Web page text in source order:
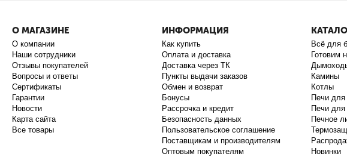
О МАГАЗИНЕ
О компании
Наши сотрудники
Отзывы покупателей
Вопросы и ответы
Сертификаты
Гарантии
Новости
Карта сайта
Все товары
ИНФОРМАЦИЯ
Как купить
Оплата и доставка
Доставка через ТК
Пункты выдачи заказов
Обмен и возврат
Бонусы
Рассрочка и кредит
Безопасность данных
Пользовательское соглашение
Поставщикам и производителям
Оптовым покупателям
Всё для
Готовим
Камины
Котлы
Печи для
Печи для
Печное
Новинки